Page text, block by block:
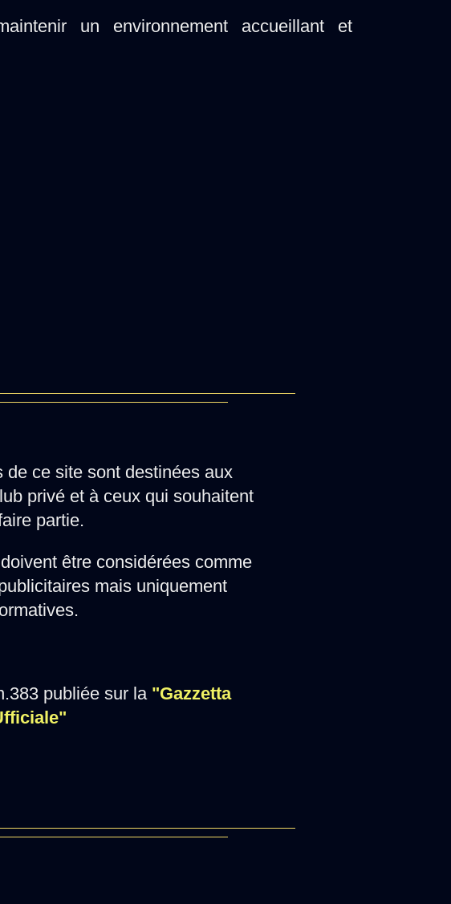
un environnement accueillant et
de ce site sont destinées aux
privé et à ceux qui souhaitent
partie.
être considérées comme
mais uniquement
publiée sur la "Gazzetta